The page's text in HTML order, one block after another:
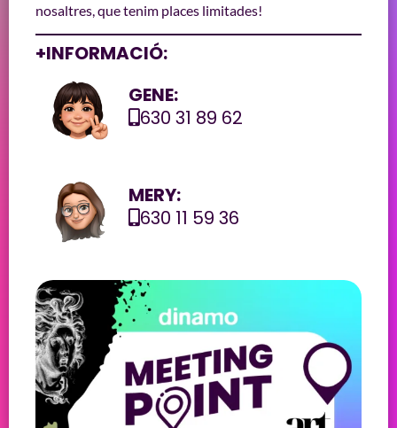
nosaltres, que tenim places limitades!
+INFORMACIÓ:
GENE:
630 31 89 62
MERY:
630 11 59 36